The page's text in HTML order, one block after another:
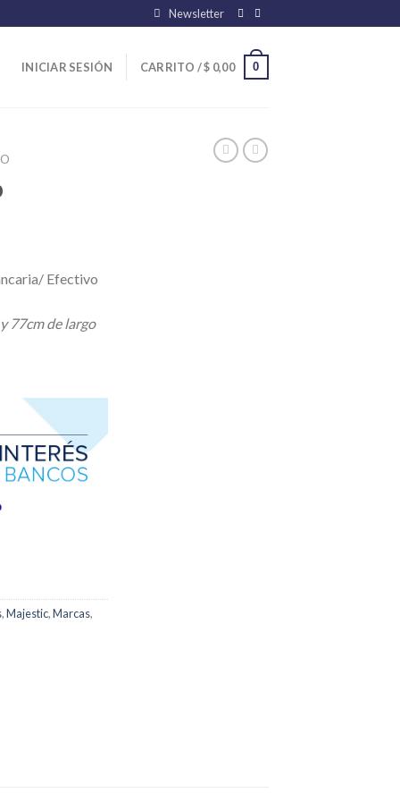
Newsletter
INICIAR SESIÓN CARRITO /$ 0,00 0
Efectivo
77cm de largo
,Majestic,Marcas,